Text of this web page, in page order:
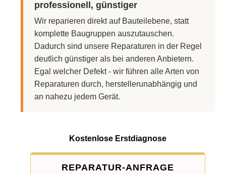
professionell, günstiger
Wir reparieren direkt auf Bauteilebene, statt
komplette Baugruppen auszutauschen.
Dadurch sind unsere Reparaturen in der Regel
deutlich günstiger als bei anderen Anbietern.
Egal welcher Defekt - wir führen alle Arten von
Reparaturen durch, herstellerunabhängig und
an nahezu jedem Gerät.
Kostenlose Erstdiagnose
REPARATUR-ANFRAGE